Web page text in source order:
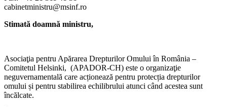
cabinetministru@msinf.ro
Stimată doamnă ministru,
Asociaţia pentru Apărarea Drepturilor Omului în România –
Comitetul Helsinki, (APADOR-CH) este o organizaţie
neguvernamentală care acționează pentru protecția drepturilor
omului și pentru stabilirea echilibrului atunci când acestea sunt
încălcate.